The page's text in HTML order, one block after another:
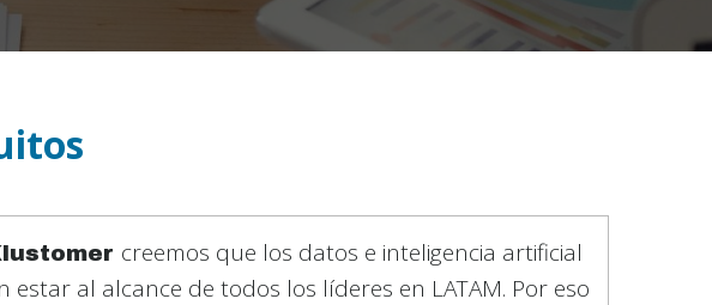
creemos que los datos e inteligencia artificial
estar al alcance de todos los líderes en LATAM. Por eso